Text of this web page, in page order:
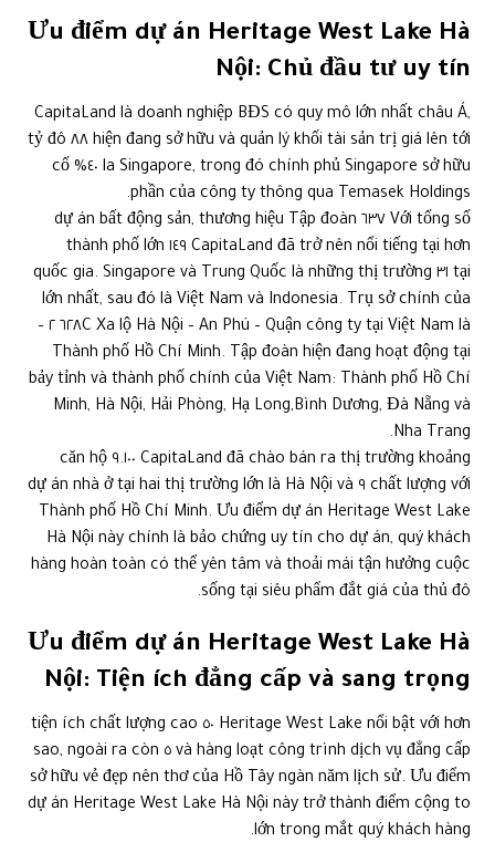
Ưu điểm dự án Heritage West Lake Hà
Nội: Chủ đầu tư uy tín
CapitaLand là doanh nghiệp BĐS có quy mô lớn nhất châu Á,
hiện đang sở hữu và quản lý khối tài sản trị giá lên tới ٨٨ tỷ đô
la Singapore, trong đó chính phủ Singapore sở hữu ٤٠% cổ
phần của công ty thông qua Temasek Holdings.
Với tổng số ٦٣٧ dự án bất động sản, thương hiệu Tập đoàn
CapitaLand đã trở nên nổi tiếng tại hơn ١٤٩ thành phố lớn
tại ٣١ quốc gia. Singapore và Trung Quốc là những thị trường
lớn nhất, sau đó là Việt Nam và Indonesia. Trụ sở chính của
công ty tại Việt Nam là ٦٢٨C Xa lộ Hà Nội – An Phú – Quận ٢ –
Thành phố Hồ Chí Minh. Tập đoàn hiện đang hoạt động tại
bảy tỉnh và thành phố chính của Việt Nam: Thành phố Hồ Chí
Minh, Hà Nội, Hải Phòng, Hạ Long,Bình Dương, Đà Nẵng và
Nha Trang.
CapitaLand đã chào bán ra thị trường khoảng ٩.١٠٠ căn hộ
chất lượng với ٩ dự án nhà ở tại hai thị trường lớn là Hà Nội và
Thành phố Hồ Chí Minh. Ưu điểm dự án Heritage West Lake
Hà Nội này chính là bảo chứng uy tín cho dự án, quý khách
hàng hoàn toàn có thể yên tâm và thoải mái tận hưởng cuộc
sống tại siêu phẩm đắt giá của thủ đô.
Ưu điểm dự án Heritage West Lake Hà
Nội: Tiện ích đẳng cấp và sang trọng
Heritage West Lake nổi bật với hơn ٥٠ tiện ích chất lượng cao
và hàng loạt công trình dịch vụ đẳng cấp ٥ sao, ngoài ra còn
sở hữu vẻ đẹp nên thơ của Hồ Tây ngàn năm lịch sử. Ưu điểm
dự án Heritage West Lake Hà Nội này trở thành điểm cộng to
lớn trong mắt quý khách hàng.